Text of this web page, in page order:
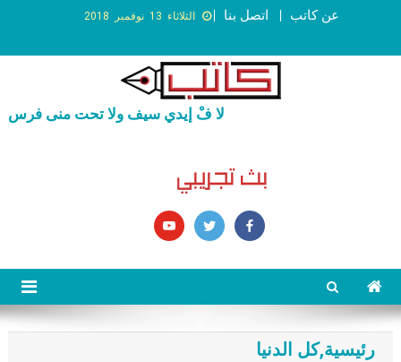
الثلاثاء 13 نوفمبر 2018 اتصل بنا عن كاتب
لا فْ إيدي سيف ولا تحت منى فرس
رئيسية,كل الدنيا